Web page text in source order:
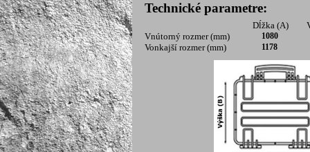
Technické parametre:
Dĺžka (A)
Vnútorný rozmer (mm)
1080
Vonkajší rozmer (mm) 1178